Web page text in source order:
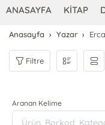
ANASAYFA KİTAP
Anasayfa Yazar
Filtre
Aranan Kelime